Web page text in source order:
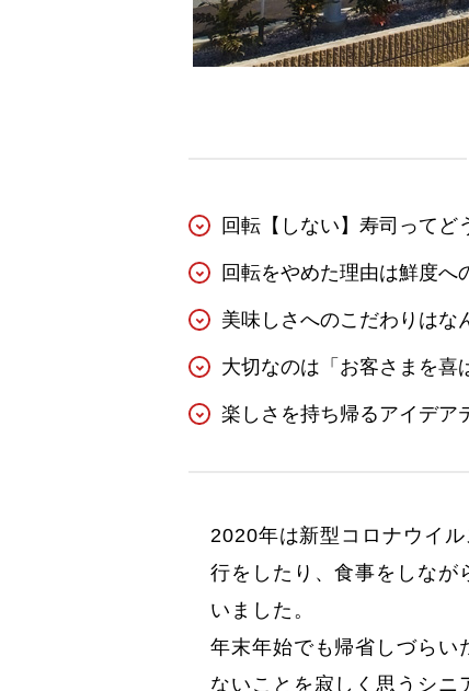
回転【しない】寿司ってど
回転をやめた理由は鮮度へ
美味しさへのこだわりはな
大切なのは「お客さまを喜
楽しさを持ち帰るアイデア
2020年は新型コロナウイ
行をしたり、食事をしなが
いました。
年末年始でも帰省しづらい
ないことを寂しく思うシニ